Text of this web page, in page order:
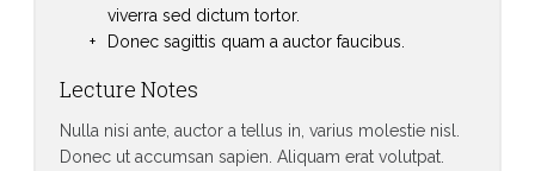
viverra sed dictum tortor.
Donec sagittis quam a auctor faucibus.
Lecture Notes
Nulla nisi ante, auctor a tellus in, varius molestie nisl.
Donec ut accumsan sapien. Aliquam erat volutpat.